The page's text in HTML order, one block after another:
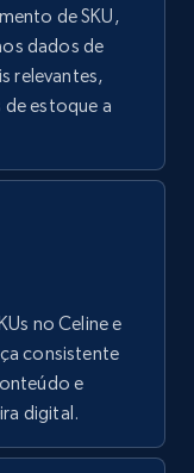
and
and
agora
de SKU,
dados de
relevantes,
estoque a
no Celine e
consistente
e
digital.